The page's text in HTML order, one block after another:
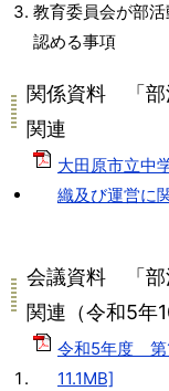
教育委員会が部
認める事項
関係資料 「部
関連
大田原市立中
織及び運営に
会議資料 「部
関連（令和5年
令和5年度 第
11.1MB]